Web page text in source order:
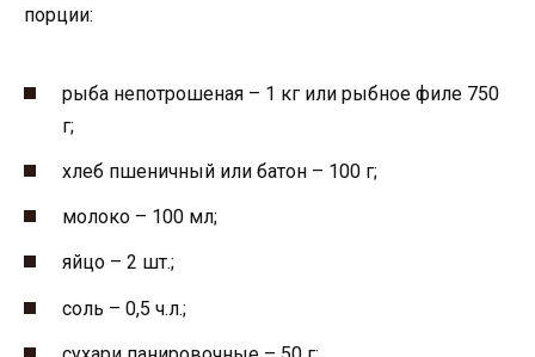
порции:
рыба непотрошеная – 1 кг или рыбное филе 750
г;
хлеб пшеничный или батон – 100 г;
молоко – 100 мл;
яйцо – 2 шт.;
соль – 0,5 ч.л.;